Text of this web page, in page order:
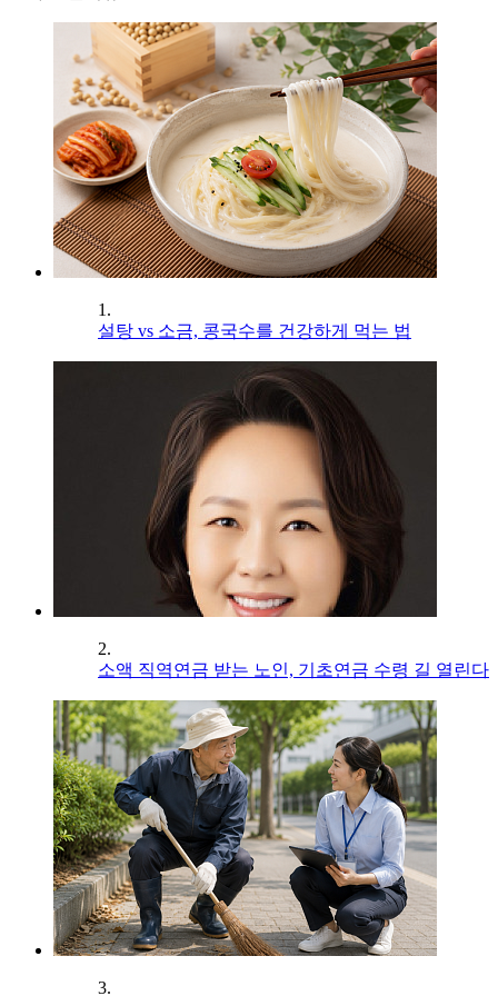
1.
설탕 vs 소금, 콩국수를 건강하게 먹는 법
2.
소액 직역연금 받는 노인, 기초연금 수령 길 열린다
3.